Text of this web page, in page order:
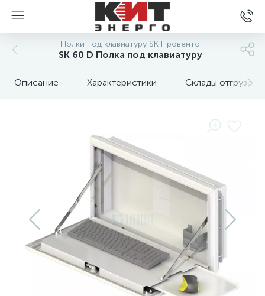
Полки под клавиатуру SK Провенто
SK 60 D Полка под клавиатуру
Описание Характеристики Склады отгрузок